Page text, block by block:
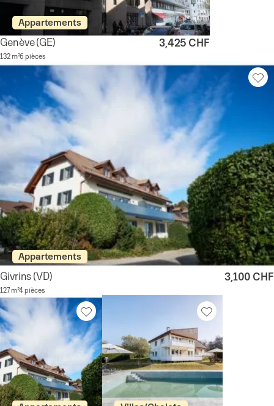
Appartements
Genève(GE)
132 m²6 pièces
3,425 CHF
Appartements
Givrins(VD)
127 m²4 pièces
3,100 CHF